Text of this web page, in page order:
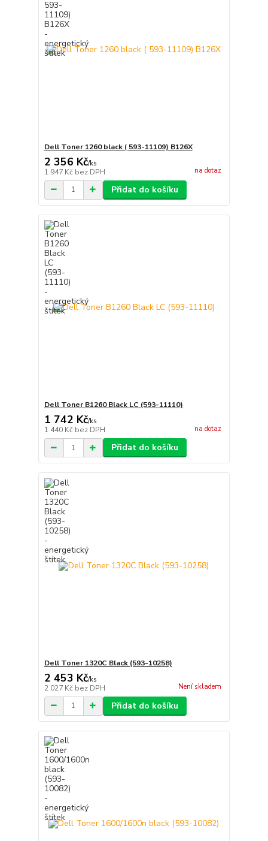
Dell Toner 1260 black ( 593-11109) B126X
2 356 Kč/ks
1 947 Kč bez DPH na dotaz
Přidat do košíku
Dell Toner B1260 Black LC (593-11110)
1 742 Kč/ks
1 440 Kč bez DPH na dotaz
Přidat do košíku
Dell Toner 1320C Black (593-10258)
2 453 Kč/ks
2 027 Kč bez DPH Není skladem
Přidat do košíku